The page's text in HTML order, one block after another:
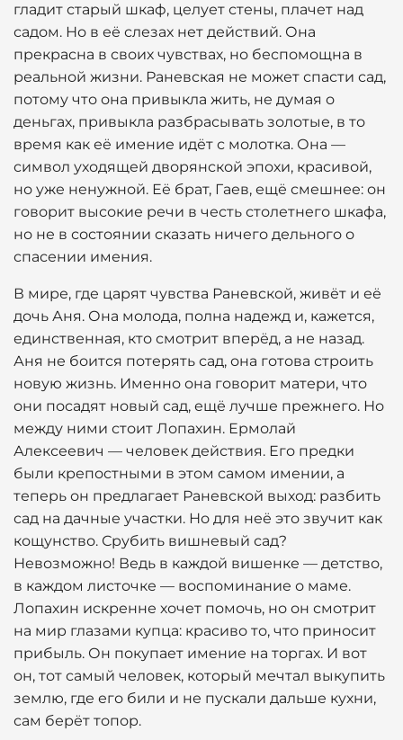
гладит старый шкаф, целует стены, плачет над
садом. Но в её слезах нет действий. Она
прекрасна в своих чувствах, но беспомощна в
реальной жизни. Раневская не может спасти сад,
потому что она привыкла жить, не думая о
деньгах, привыкла разбрасывать золотые, в то
время как её имение идёт с молотка. Она —
символ уходящей дворянской эпохи, красивой,
но уже ненужной. Её брат, Гаев, ещё смешнее: он
говорит высокие речи в честь столетнего шкафа,
но не в состоянии сказать ничего дельного о
спасении имения.
В мире, где царят чувства Раневской, живёт и её
дочь Аня. Она молода, полна надежд и, кажется,
единственная, кто смотрит вперёд, а не назад.
Аня не боится потерять сад, она готова строить
новую жизнь. Именно она говорит матери, что
они посадят новый сад, ещё лучше прежнего. Но
между ними стоит Лопахин. Ермолай
Алексеевич — человек действия. Его предки
были крепостными в этом самом имении, а
теперь он предлагает Раневской выход: разбить
сад на дачные участки. Но для неё это звучит как
кощунство. Срубить вишневый сад?
Невозможно! Ведь в каждой вишенке — детство,
в каждом листочке — воспоминание о маме.
Лопахин искренне хочет помочь, но он смотрит
на мир глазами купца: красиво то, что приносит
прибыль. Он покупает имение на торгах. И вот
он, тот самый человек, который мечтал выкупить
землю, где его били и не пускали дальше кухни,
сам берёт топор.